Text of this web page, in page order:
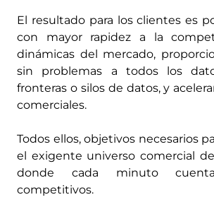
El resultado para los clientes es
con mayor rapidez a la
dinámicas del mercado,
sin problemas a todos los
fronteras o silos de datos, y
comerciales.
Todos ellos, objetivos necesarios
el exigente universo comercial
donde cada minuto
competitivos.